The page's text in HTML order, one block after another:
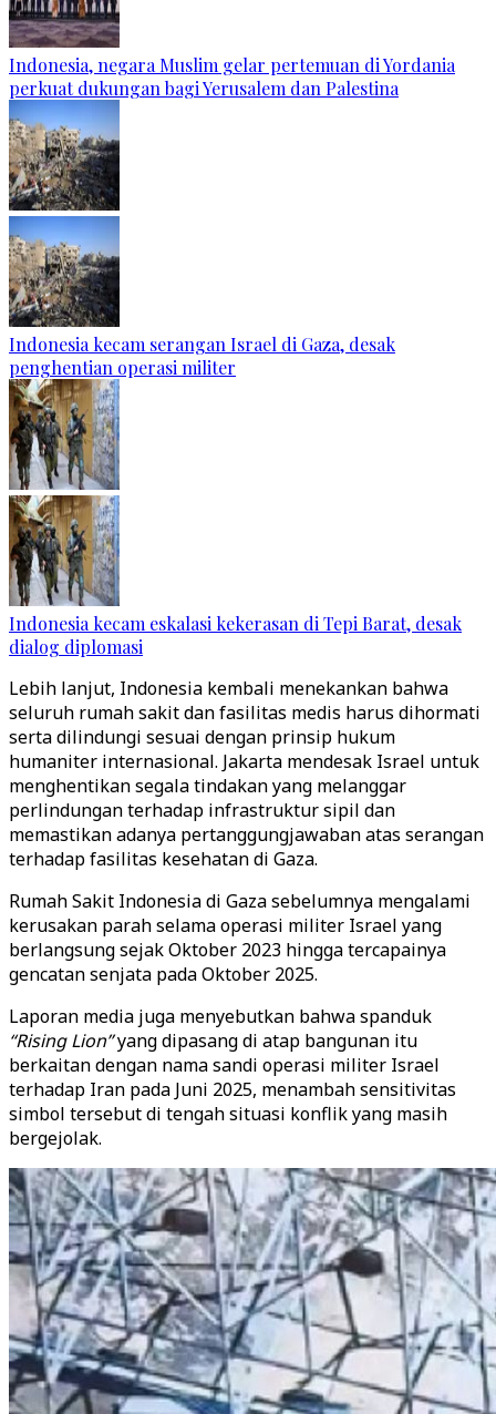
Indonesia, negara Muslim gelar pertemuan di Yordania
perkuat dukungan bagi Yerusalem dan Palestina
Indonesia kecam serangan Israel di Gaza, desak
penghentian operasi militer
Indonesia kecam eskalasi kekerasan di Tepi Barat, desak
dialog diplomasi
Lebih lanjut, Indonesia kembali menekankan bahwa
seluruh rumah sakit dan fasilitas medis harus dihormati
serta dilindungi sesuai dengan prinsip hukum
humaniter internasional. Jakarta mendesak Israel untuk
menghentikan segala tindakan yang melanggar
perlindungan terhadap infrastruktur sipil dan
memastikan adanya pertanggungjawaban atas serangan
terhadap fasilitas kesehatan di Gaza.
Rumah Sakit Indonesia di Gaza sebelumnya mengalami
kerusakan parah selama operasi militer Israel yang
berlangsung sejak Oktober 2023 hingga tercapainya
gencatan senjata pada Oktober 2025.
Laporan media juga menyebutkan bahwa spanduk
“Rising Lion”yang dipasang di atap bangunan itu
berkaitan dengan nama sandi operasi militer Israel
terhadap Iran pada Juni 2025, menambah sensitivitas
simbol tersebut di tengah situasi konflik yang masih
bergejolak.